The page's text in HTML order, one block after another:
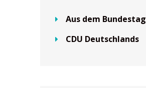
Aus dem Bundestag
CDU Deutschlands